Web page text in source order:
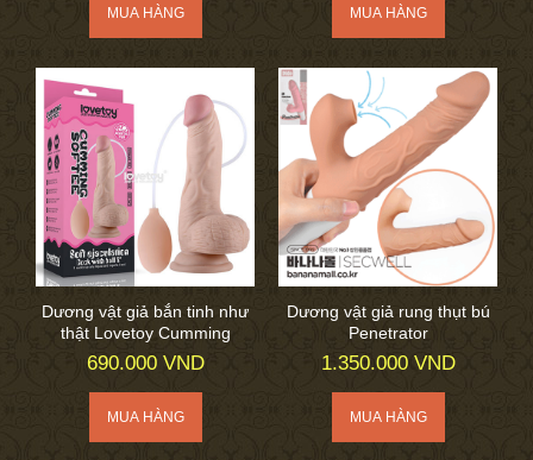
Dương vật giả bắn tinh như
thật Lovetoy Cumming
690.000 VND
Dương vật giả rung thụt bú
Penetrator
1.350.000 VND